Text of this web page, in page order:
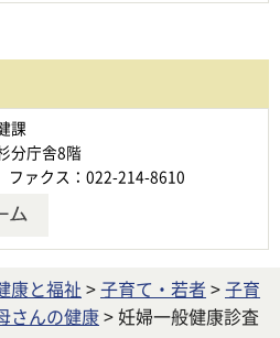
課
分庁舎8階
ファクス：022-214-8610
康と福祉 >子育て・若者 >子育
さんの健康> 妊婦一般健康診査